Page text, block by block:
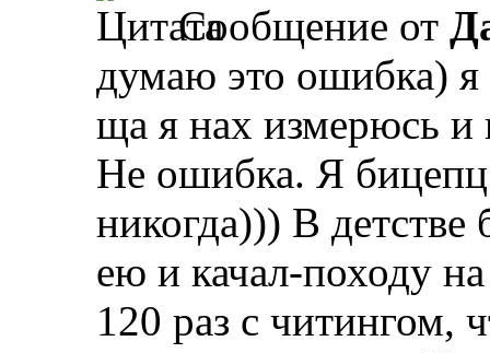
Сообщение от
думаю это ошибка)
ща я нах измерюсь и
Не ошибка. Я бицепц
никогда))) В детстве
ею и качал-походу
120 раз с читингом,